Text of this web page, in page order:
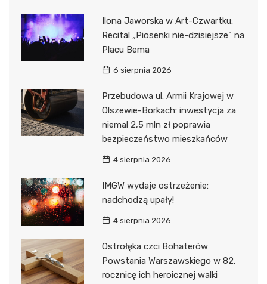
Ilona Jaworska w Art-Czwartku:
Recital „Piosenki nie-dzisiejsze” na
Placu Bema
6 sierpnia 2026
Przebudowa ul. Armii Krajowej w
Olszewie-Borkach: inwestycja za
niemal 2,5 mln zł poprawia
bezpieczeństwo mieszkańców
4 sierpnia 2026
IMGW wydaje ostrzeżenie:
nadchodzą upały!
4 sierpnia 2026
Ostrołęka czci Bohaterów
Powstania Warszawskiego w 82.
rocznicę ich heroicznej walki